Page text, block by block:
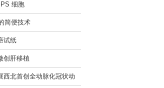
细胞
简便技术
试纸
创肝移植
西北首创全动脉化冠状动